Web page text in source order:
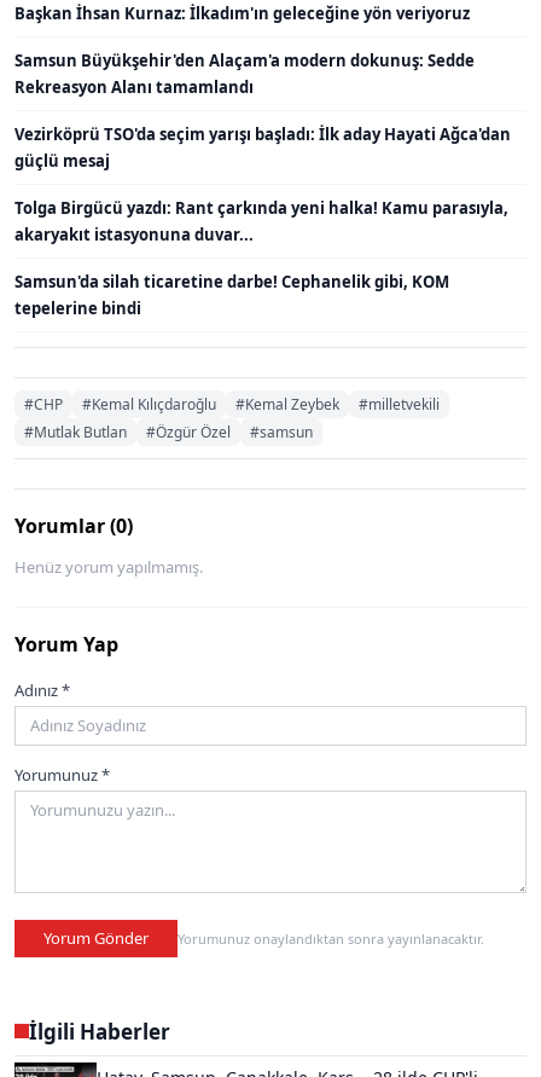
Başkan İhsan Kurnaz: İlkadım'ın geleceğine yön veriyoruz
Samsun Büyükşehir'den Alaçam'a modern dokunuş: Sedde
Rekreasyon Alanı tamamlandı
Vezirköprü TSO'da seçim yarışı başladı: İlk aday Hayati Ağca'dan
güçlü mesaj
Tolga Birgücü yazdı: Rant çarkında yeni halka! Kamu parasıyla,
akaryakıt istasyonuna duvar...
Samsun'da silah ticaretine darbe! Cephanelik gibi, KOM
tepelerine bindi
#CHP #Kemal Kılıçdaroğlu #Kemal Zeybek
#milletvekili
#Mutlak Butlan
#Özgür Özel #samsun
Yorumlar (0)
Henüz yorum yapılmamış.
Yorum Yap
Adınız *
Yorumunuz *
Yorum Gönder Yorumunuz onaylandıktan sonra yayınlanacaktır.
İlgili Haberler